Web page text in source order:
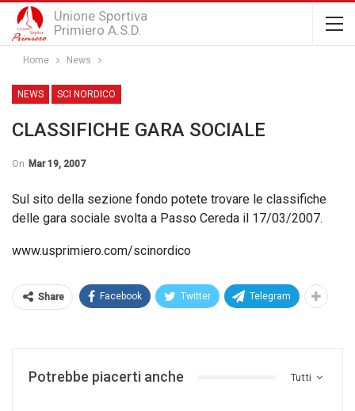
Unione Sportiva
Primiero A.S.D.
Home News
NEWS SCI NORDICO
CLASSIFICHE GARA SOCIALE
On Mar 19, 2007
Sul sito della sezione fondo potete trovare le classifiche
delle gara sociale svolta a Passo Cereda il 17/03/2007.
www.usprimiero.com/scinordico
Share Facebook Twitter Telegram
Tutti
Potrebbe piacerti anche